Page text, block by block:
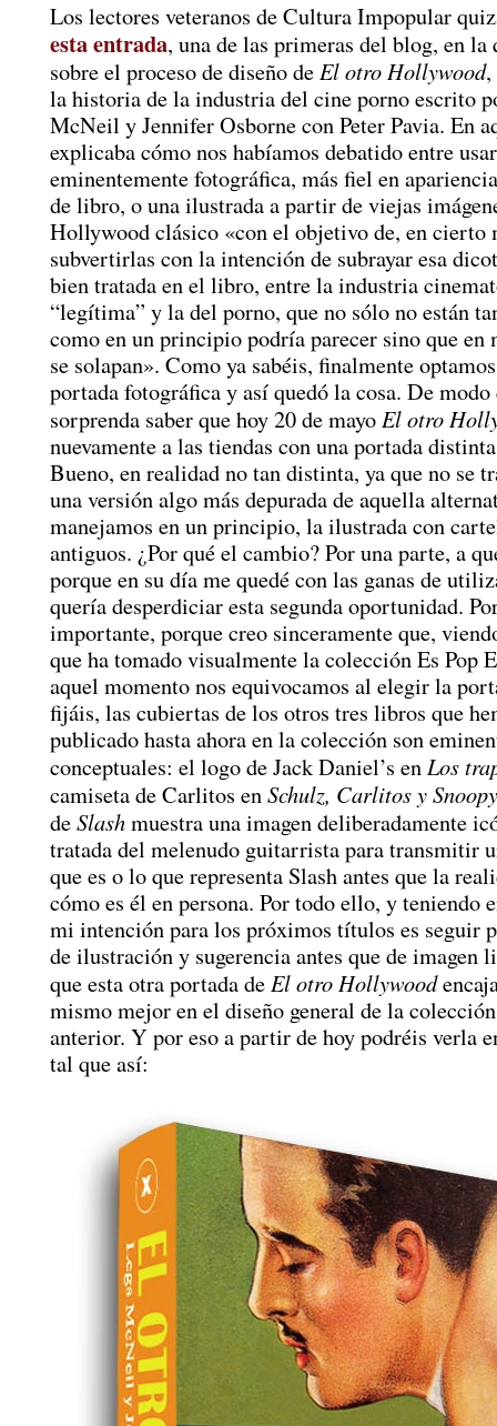
Los lectores veteranos de Cultura Impopular
esta entrada, una de las primeras del blog, en la
sobre el proceso de diseño de El otro Hollywood,
la historia de la industria del cine porno escrito
McNeil y Jennifer Osborne con Peter Pavia. En
explicaba cómo nos habíamos debatido entre
eminentemente fotográfica, más fiel en
de libro, o una ilustrada a partir de viejas
Hollywood clásico «con el objetivo de, en cierto
subvertirlas con la intención de subrayar esa
bien tratada en el libro, entre la industria
“legítima” y la del porno, que no sólo no están
como en un principio podría parecer sino que en
se solapan». Como ya sabéis, finalmente
portada fotográfica y así quedó la cosa. De modo
sorprenda saber que hoy 20 de mayo El otro
nuevamente a las tiendas con una portada
Bueno, en realidad no tan distinta, ya que no se
una versión algo más depurada de aquella
manejamos en un principio, la ilustrada con
antiguos. ¿Por qué el cambio? Por una parte, a
porque en su día me quedé con las ganas de
quería desperdiciar esta segunda oportunidad.
importante, porque creo sinceramente que,
que ha tomado visualmente la colección Es Pop
aquel momento nos equivocamos al elegir la
fijáis, las cubiertas de los otros tres libros que
publicado hasta ahora en la colección son
conceptuales: el logo de Jack Daniel’s en Los
camiseta de Carlitos enSchulz, Carlitos y Snoopy
deSlashmuestra una imagen deliberadamente
tratada del melenudo guitarrista para transmitir
que es o lo que representa Slash antes que la
cómo es él en persona. Por todo ello, y teniendo
mi intención para los próximos títulos es seguir
de ilustración y sugerencia antes que de imagen
que esta otra portada de El otro Hollywood
mismo mejor en el diseño general de la
anterior. Y por eso a partir de hoy podréis verla
tal que así: